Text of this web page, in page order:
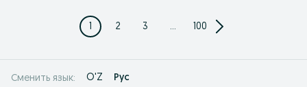
1 2 3 ... 100
Сменить язык: O'Z Рус